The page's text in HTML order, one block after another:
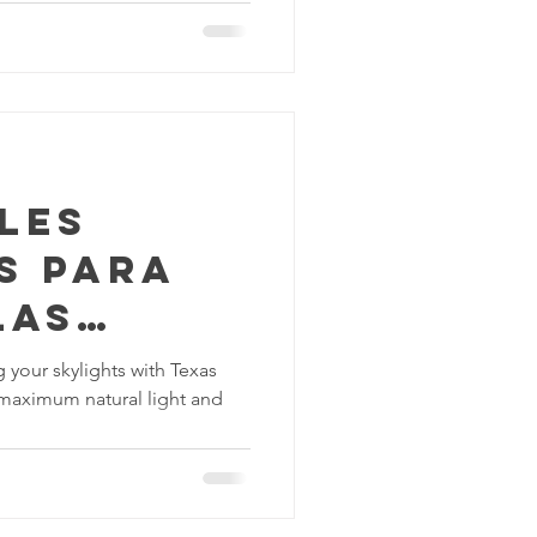
Construcción
para
de
skylights with Texas
natural light and